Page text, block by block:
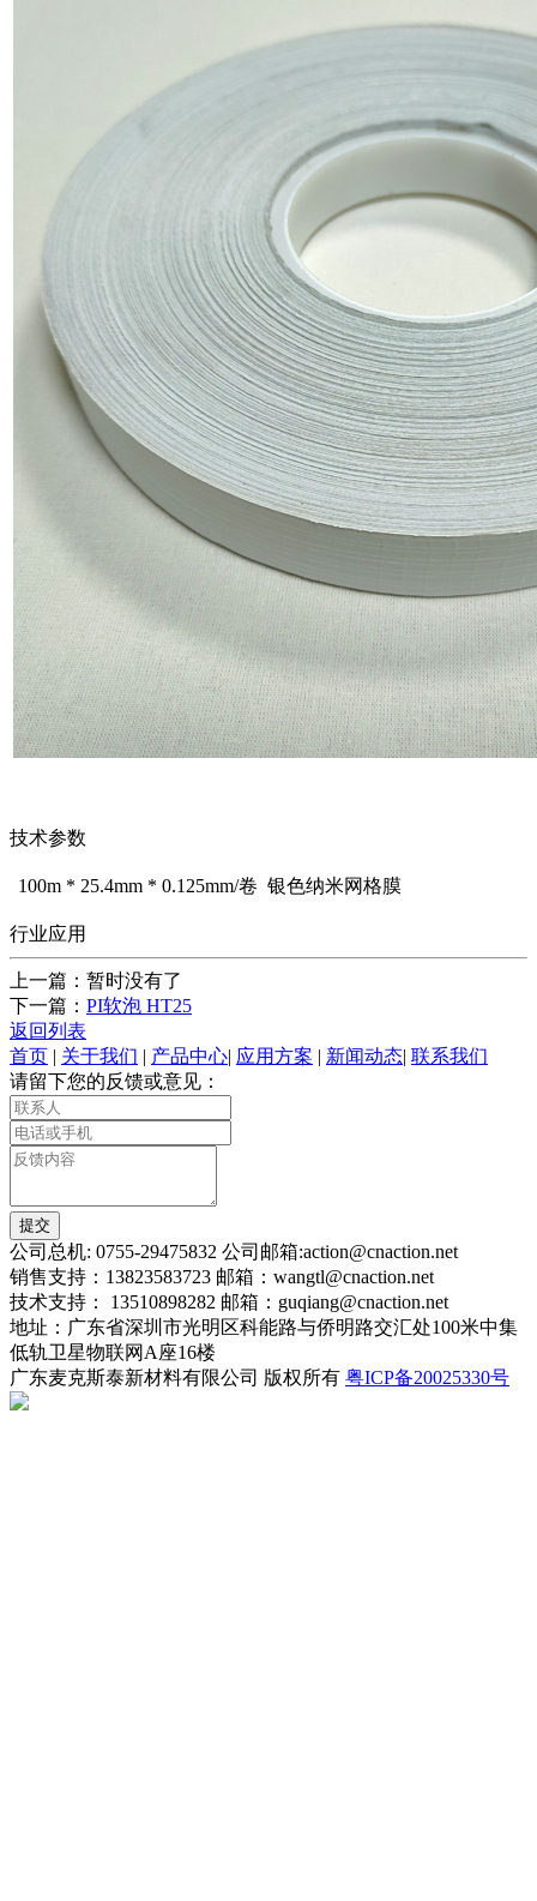
技术参数
100m * 25.4mm * 0.125mm/卷 银色纳米网格膜
行业应用
上一篇：暂时没有了
下一篇： PI软泡 HT25
返回列表
首页 | 关于我们 | 产品中心| 应用方案 | 新闻动态| 联系我们
请留下您的反馈或意见：
提交
公司总机: 0755-29475832 公司邮箱:action@cnaction.net
销售支持：13823583723 邮箱：wangtl@cnaction.net
技术支持： 13510898282 邮箱：guqiang@cnaction.net
地址：广东省深圳市光明区科能路与侨明路交汇处100米中集
低轨卫星物联网A座16楼
广东麦克斯泰新材料有限公司 版权所有 粤ICP备20025330号